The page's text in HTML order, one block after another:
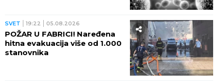
SVET 19:22 05.08.2026
POŽAR U FABRICI! Naređena
hitna evakuacija više od 1.000
stanovnika